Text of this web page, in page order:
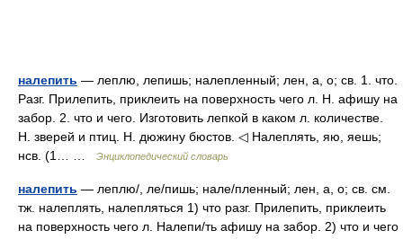
налепить — леплю, лепишь; налепленный; лен, а, о; св. 1. что.
Разг. Прилепить, приклеить на поверхность чего л. Н. афишу на
забор. 2. что и чего. Изготовить лепкой в каком л. количестве.
Н. зверей и птиц. Н. дюжину бюстов. ◁ Налеплять, яю, яешь;
нсв. (1… …
Энциклопедический словарь
налепить — леплю/, ле/пишь; нале/пленный; лен, а, о; св. см.
тж. налеплять, налепляться 1) что разг. Прилепить, приклеить
на поверхность чего л. Налепи/ть афишу на забор. 2) что и чего